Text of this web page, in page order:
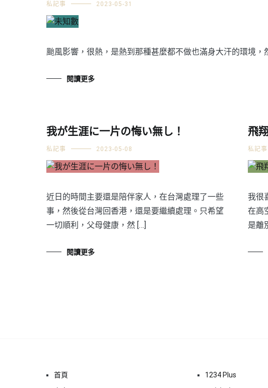
私記事 2023-05-31
颱風影響，很熱，是熱到那種甚麼都不做也滿身大汗的環境
閱讀更多
我が生涯に一片の悔い無し！
私記事 2023-05-08
近日的時間主要還是陪伴家人，在台灣處理了一些
事，然後從台灣回香港，還是要繼續處理。只希望
一切順利，父母健康，然 […]
閱讀更多
飛
私記事
我很
在高
是離
首頁
1234 Plus